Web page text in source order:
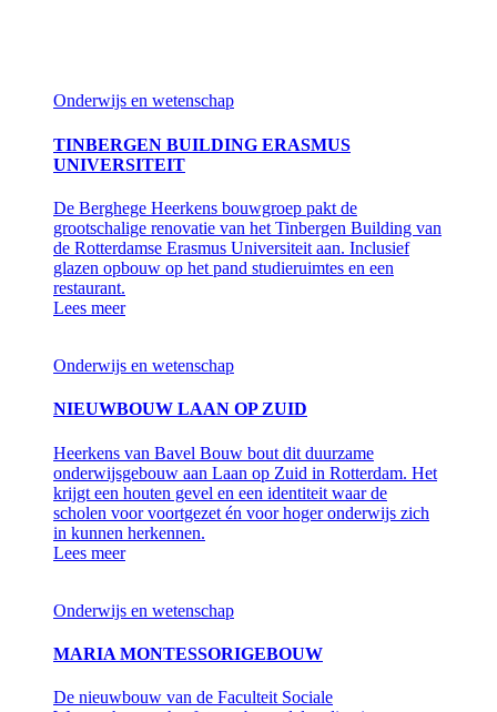
Onderwijs en wetenschap
TINBERGEN BUILDING ERASMUS
UNIVERSITEIT
De Berghege Heerkens bouwgroep pakt de
grootschalige renovatie van het Tinbergen Building van
de Rotterdamse Erasmus Universiteit aan. Inclusief
glazen opbouw op het pand studieruimtes en een
restaurant.
Lees meer
Onderwijs en wetenschap
NIEUWBOUW LAAN OP ZUID
Heerkens van Bavel Bouw bout dit duurzame
onderwijsgebouw aan Laan op Zuid in Rotterdam. Het
krijgt een houten gevel en een identiteit waar de
scholen voor voortgezet én voor hoger onderwijs zich
in kunnen herkennen.
Lees meer
Onderwijs en wetenschap
MARIA MONTESSORIGEBOUW
De nieuwbouw van de Faculteit Sociale